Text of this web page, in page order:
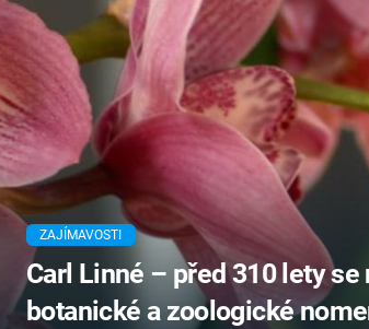
MARIE TEREZIE
NAPOLEON
BONAPARTE
BRITSKÁ
KRÁLOVSKÁ
RODINA
ZAJÍMAVOSTI
Carl Linné – před 310 lety
botanické a zoologické